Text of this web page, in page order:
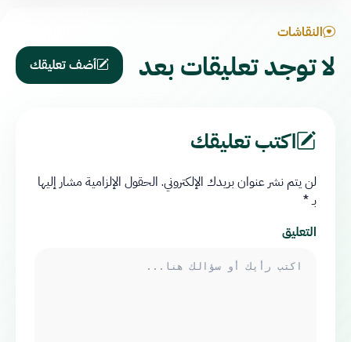
النقاشات
لا توجد تعليقات بعد أضف تعليقك
اكتب تعليقك
لن يتم نشر عنوان بريدك الإلكتروني. الحقول الإلزامية مشار إليها
بـ*
التعليق